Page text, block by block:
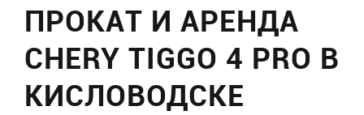
ПРОКАТ И АРЕНДА
CHERY TIGGO 4 PRO В
КИСЛОВОДСКЕ